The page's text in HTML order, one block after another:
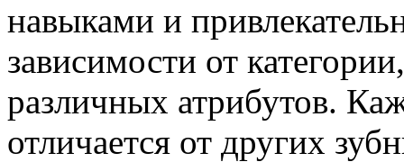
навыками и
зависимости от
различных атрибутов.
отличается от других